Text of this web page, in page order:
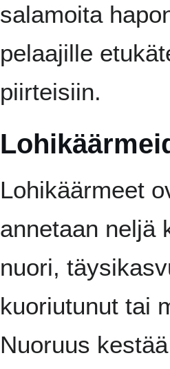
salamoita
pelaajille
piirteisiin.
Lohikäärmeet
annetaan neljä
nuori,
kuoriutunut tai
Nuoruus